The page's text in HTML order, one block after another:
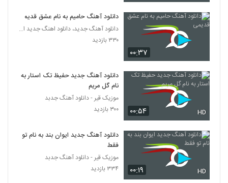
۰۰:۳۷
دانلود آهنگ حامیم به نام عشق قدیمی
دانلود آهنگ جدید، دانلود اهنگ جدید ایرانی
۳۳۰ بازدید
۰۰:۵۴ HD
دانلود آهنگ جدید حفیظ تک استار به
نام گل مریم
موزیک قیر - دانلود آهنگ جدبد
۳۰۰ بازدید
۰۰:۱۹ HD
دانلود آهنگ جدید ایوان بند به نام تو
فقط
موزیک قیر - دانلود آهنگ جدبد
۳۳۴ بازدید